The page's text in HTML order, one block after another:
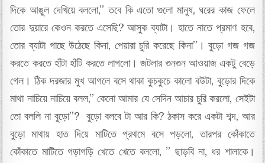
দিকে আঙুল দেখিয়ে বললো,” তবে কি এতো গুলো মানুষ, ঘরের কাজ ফেলে
তোর দুয়ারে কেওন করতে এসেছি? আসুক ব্যাটা। হাতে নাতে প্রমাণ হবে,
তোর ব্যাটা গাছে উঠেছে কিনা, পেয়ারা চুরি করেছে কিনা”। বুড়ো গজ গজ
করতে করতে হাঁটা হাঁটি করতে লাগলো। জটলার গুনগুন আওয়াজ একটু বেড়ে
গেল। ঠিক দরজার মুখ আগলে বসে থাকা কুচকুচে কালো বউটা, বুড়োর দিকে
মাথা নাচিয়ে নাচিয়ে বলল,” কেনো আমার যে সেদিন আচার চুরি করলো, সেইটা
তো বললি না বুড়ো”? বুড়ো বলবে টা আর কি? ঠকাস করে একটা শব্দ, আর
বুড়ো মাথায় হাত দিয়ে মাটিতে প্রথমে বসে পড়লো, তারপর কোঁকাতে
কোঁকাতে মাটিতে গড়াগড়ি খেতে খেতে বললো, ” ছাড়বি না, ধর শালাকে।